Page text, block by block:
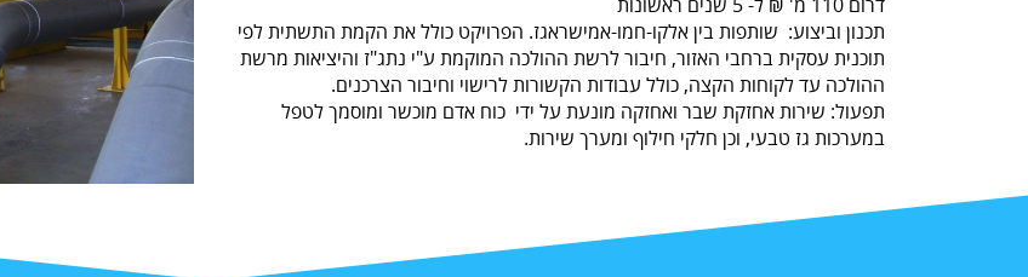
תכנון וביצוע: שותפות בין אלקו-חמו-אמישראגז. הפרויקט כולל את הקמת התשתית לפי
תוכנית עסקית ברחבי האזור, חיבור לרשת ההולכה המוקמת ע"י נתג"ז והיציאות מרשת
ההולכה עד לקוחות הקצה, כולל עבודות הקשורות לרישוי וחיבור הצרכנים.
תפעול: שירות אחזקת שבר ואחזקה מונעת על ידי כוח אדם מוכשר ומוסמך לטפל
במערכות גז טבעי, וכן חלקי חילוף ומערך שירות.